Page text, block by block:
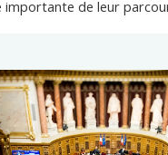
importante de leur